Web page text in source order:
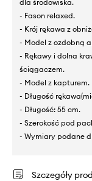
dla środowiska.
- Fason relaxed.
- Krój rękawa z
- Model z ozdobną
- Rękawy i dolna
ściągaczem.
- Model z kapturem.
- Długość
- Długość: 55 cm.
- Szerokość pod
- Wymiary podane
Szczegóły